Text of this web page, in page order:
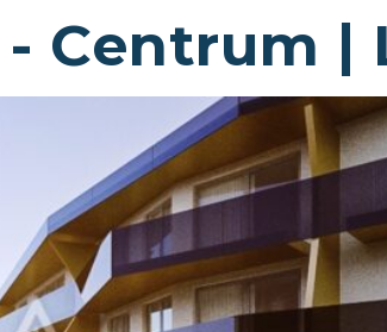
Centrum